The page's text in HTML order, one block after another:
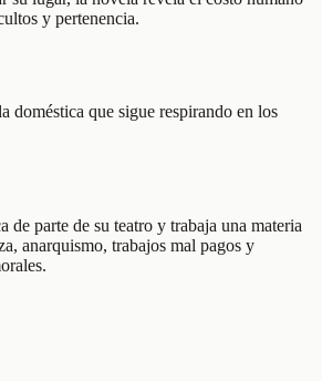
y pertenencia.
doméstica que sigue respirando en los
parte de su teatro y trabaja una materia
anarquismo, trabajos mal pagos y